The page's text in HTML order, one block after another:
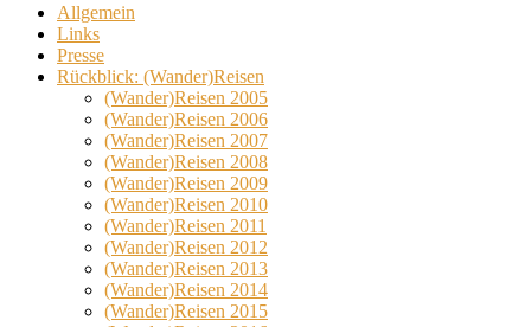
Allgemein
Links
Presse
Rückblick: (Wander)Reisen
(Wander)Reisen 2005
(Wander)Reisen 2006
(Wander)Reisen 2007
(Wander)Reisen 2008
(Wander)Reisen 2009
(Wander)Reisen 2010
(Wander)Reisen 2011
(Wander)Reisen 2012
(Wander)Reisen 2013
(Wander)Reisen 2014
(Wander)Reisen 2015